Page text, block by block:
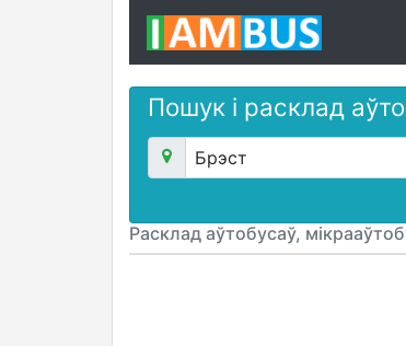
Пошук і расклад
Брэст
Расклад аўтобусаў,